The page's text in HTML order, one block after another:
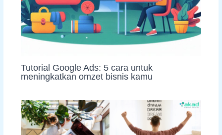
Tutorial Google Ads: 5 cara untuk
meningkatkan omzet bisnis kamu